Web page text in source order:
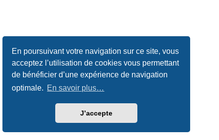
En poursuivant votre navigation sur ce site, vous
acceptez l’utilisation de cookies vous permettant
de bénéficier d’une expérience de navigation
optimale. En savoir plus…
J’accepte